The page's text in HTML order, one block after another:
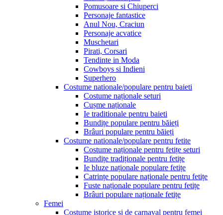
Pomusoare si Chiuperci
Personaje fantastice
Anul Nou, Craciun
Personaje acvatice
Muschetari
Pirati, Corsari
Tendinte in Moda
Cowboys si Indieni
Superhero
Costume nationale/populare pentru baieti
Costume naționale seturi
Cușme naționale
Ie traditionale pentru baieti
Bundițe populare pentru băieți
Brâuri populare pentru băieți
Costume nationale/populare pentru fetite
Costume naționale pentru fetițe seturi
Bundițe tradiționale pentru fetițe
Ie bluze naționale populare fetițe
Catrințe populare naționale pentru fetițe
Fuste naționale populare pentru fetițe
Brâuri populare naționale fetițe
Femei
Costume istorice si de carnaval pentru femei